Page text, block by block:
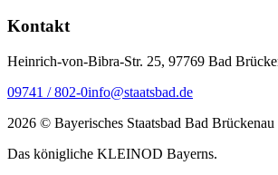
Kontakt
Heinrich-von-Bibra-Str. 25, 97769 Bad
09741 / 802-0info@staatsbad.de
2026 © Bayerisches Staatsbad Bad Brückenau
Das königliche KLEINOD Bayerns.